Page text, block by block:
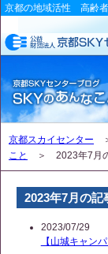
京都の地域活性 高齢者
京都スカイセンター
こと
＞ 2023年7月
2023年7月の記
2023/07/29
【山城キャン